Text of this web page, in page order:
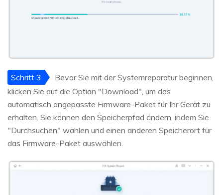
Schritt 3
Bevor Sie mit der Systemreparatur beginnen,
klicken Sie auf die Option "Download", um das
automatisch angepasste Firmware-Paket für Ihr Gerät zu
erhalten. Sie können den Speicherpfad ändern, indem Sie
"Durchsuchen" wählen und einen anderen Speicherort für
das Firmware-Paket auswählen.